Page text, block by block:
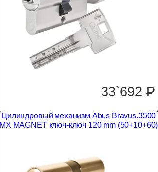
33`692 P
Цилиндровый механизм Abus Bravus.3500
MX MAGNET ключ-ключ 120 mm (50+10+60)